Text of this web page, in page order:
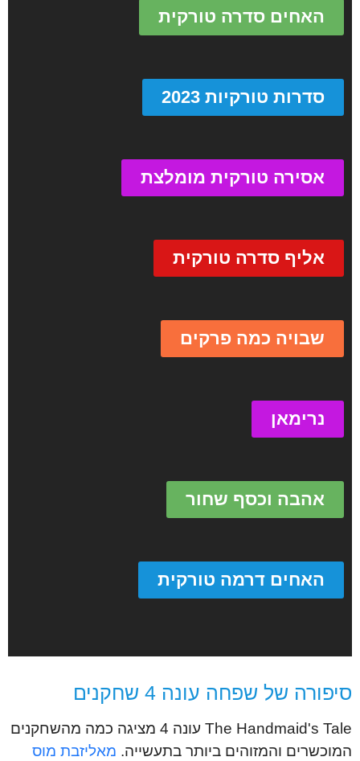
האחים סדרה טורקית
סדרות טורקיות 2023
אסירה טורקית מומלצת
אליף סדרה טורקית
שבויה כמה פרקים
נרימאן
אהבה וכסף שחור
האחים דרמה טורקית
סיפורה של שפחה עונה 4 שחקנים
The Handmaid's Tale עונה 4 מציגה כמה מהשחקנים
המוכשרים והמזוהים ביותר בתעשייה. מאליזבת מוס